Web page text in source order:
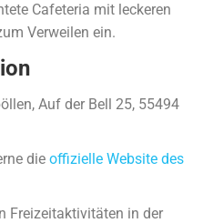
Cafeteria mit leckeren
Verweilen ein.
Auf der Bell 25, 55494
die offizielle Website des
Freizeitaktivitäten in der